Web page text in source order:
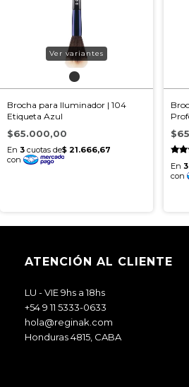
Brocha para Iluminador | 104
Etiqueta Azul
$65.000,00
Ver variantes
ATENCIÓN AL CLIENTE
LU - VIE 9hs a 18hs
+54 9 11 5333-0633
hola@reginak.com
Honduras 4815, CABA